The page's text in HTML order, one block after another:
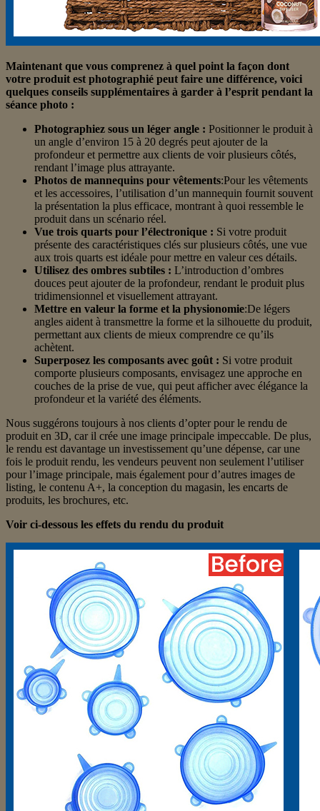
Maintenant que vous comprenez à quel point la façon dont
votre produit est photographié peut faire une différence, voici
quelques conseils supplémentaires à garder à l’esprit pendant la
séance photo :
Photographiez sous un léger angle : Positionner le produit à
un angle d’environ 15 à 20 degrés peut ajouter de la
profondeur et permettre aux clients de voir plusieurs côtés,
rendant l’image plus attrayante.
Photos de mannequins pour vêtements:Pour les vêtements
et les accessoires, l’utilisation d’un mannequin fournit souvent
la présentation la plus efficace, montrant à quoi ressemble le
produit dans un scénario réel.
Vue trois quarts pour l’électronique : Si votre produit
présente des caractéristiques clés sur plusieurs côtés, une vue
aux trois quarts est idéale pour mettre en valeur ces détails.
Utilisez des ombres subtiles : L’introduction d’ombres
douces peut ajouter de la profondeur, rendant le produit plus
tridimensionnel et visuellement attrayant.
Mettre en valeur la forme et la physionomie:De légers
angles aident à transmettre la forme et la silhouette du produit,
permettant aux clients de mieux comprendre ce qu’ils
achètent.
Superposez les composants avec goût : Si votre produit
comporte plusieurs composants, envisagez une approche en
couches de la prise de vue, qui peut afficher avec élégance la
profondeur et la variété des éléments.
Nous suggérons toujours à nos clients d’opter pour le rendu de
produit en 3D, car il crée une image principale impeccable. De plus,
le rendu est davantage un investissement qu’une dépense, car une
fois le produit rendu, les vendeurs peuvent non seulement l’utiliser
pour l’image principale, mais également pour d’autres images de
listing, le contenu A+, la conception du magasin, les encarts de
produits, les brochures, etc.
Voir ci-dessous les effets du rendu du produit